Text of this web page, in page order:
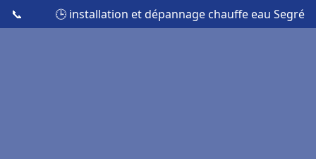
📞 🕒 installation et dépannage chauffe eau Segré